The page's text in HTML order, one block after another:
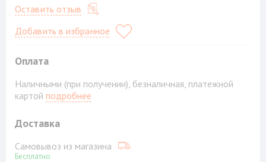
Оставить отзыв
Добавить в избранное
Оплата
Наличными (при получении), безналичная, платежной
картой подробнее
Доставка
Самовывоз из магазина
Бесплатно